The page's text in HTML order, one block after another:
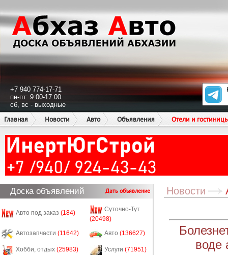
+7 940 774-17-71
пн-пт: 9:00-17:00
сб, вс - выходные
Главная
Новости Авто Объявления Отели и
Доска объявлений Дать объявление
Авто под заказ (184)
Суточно-Тут
(20498)
Автозапчасти (11642) Авто (136627)
Хобби, отдых (25983) Услуги (71951)
Новости
воде